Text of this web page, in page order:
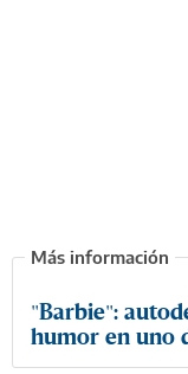
"Barbie":
humor en uno